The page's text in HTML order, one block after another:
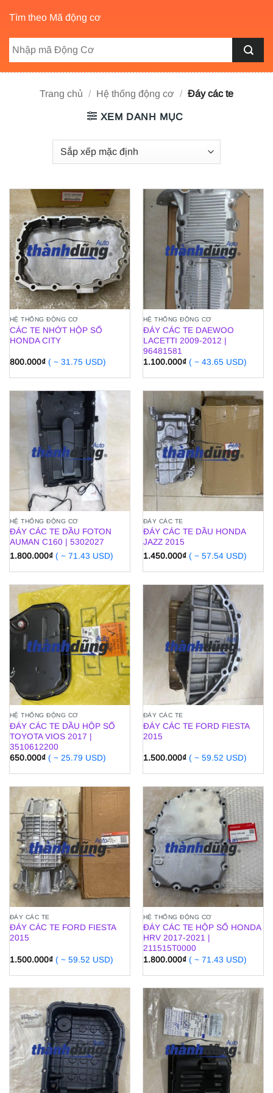
Tìm theo Mã động cơ
Trang chủ / Hệ thống động cơ / Đáy các te
XEM DANH MỤC
HỆ THỐNG ĐỘNG CƠ
CÁC TE NHỚT HỘP SỐ
HONDA CITY
800.000₫ ( ~ 31.75 USD)
HỆ THỐNG ĐỘNG CƠ
ĐÁY CÁC TE DAEWOO
LACETTI 2009-2012 |
96481581
1.100.000₫ ( ~ 43.65 USD)
HỆ THỐNG ĐỘNG CƠ
ĐÁY CÁC TE DẦU FOTON
AUMAN C160 | 5302027
1.800.000₫ ( ~ 71.43 USD)
ĐÁY CÁC TE
ĐÁY CÁC TE DẦU HONDA
JAZZ 2015
1.450.000₫ ( ~ 57.54 USD)
HỆ THỐNG ĐỘNG CƠ
ĐÁY CÁC TE DẦU HỘP SỐ
TOYOTA VIOS 2017 |
3510612200
650.000₫ ( ~ 25.79 USD)
ĐÁY CÁC TE
ĐÁY CÁC TE FORD FIESTA
2015
1.500.000₫ ( ~ 59.52 USD)
ĐÁY CÁC TE
ĐÁY CÁC TE FORD FIESTA
2015
1.500.000₫ ( ~ 59.52 USD)
HỆ THỐNG ĐỘNG CƠ
ĐÁY CÁC TE HỘP SỐ HONDA
HRV 2017-2021 |
211515T0000
1.800.000₫ ( ~ 71.43 USD)